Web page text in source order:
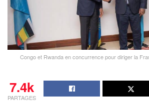
Congo et Rwanda en concurrence pour diriger la
7.4k
PARTAGES